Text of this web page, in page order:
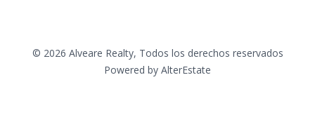
© 2026 Alveare Realty, Todos los derechos reservados
Powered by AlterEstate